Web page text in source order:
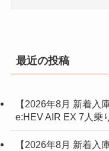
最近の投稿
【2026年8月 新着入
e:HEV AIR EX 7人乗
【2026年8月 新着入